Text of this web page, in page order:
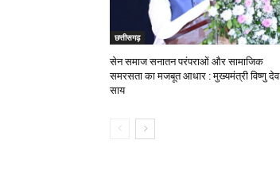
छत्तीसगढ़
सेन समाज सनातन परंपराओं और सामाजिक
समरसता का मजबूत आधार : मुख्यमंत्री विष्णु देव
साय